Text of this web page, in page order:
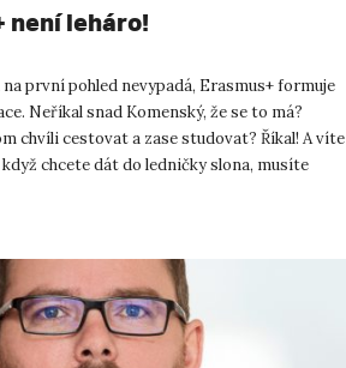
není leháro!
první pohled nevypadá, Erasmus+ formuje
Neříkal snad Komenský, že se to má?
chvíli cestovat a zase studovat? Říkal! A víte
chcete dát do ledničky slona, musíte